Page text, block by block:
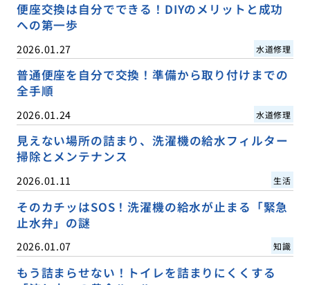
便座交換は自分でできる！DIYのメリットと成功
への第一歩
2026.01.27 水道修理
普通便座を自分で交換！準備から取り付けまでの
全手順
2026.01.24 水道修理
見えない場所の詰まり、洗濯機の給水フィルター
掃除とメンテナンス
2026.01.11 生活
そのカチッはSOS！洗濯機の給水が止まる「緊急
止水弁」の謎
2026.01.07 知識
もう詰まらせない！トイレを詰まりにくくする